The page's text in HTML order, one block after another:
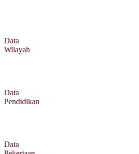
Data
Wilayah
Data
Pendidikan
Data